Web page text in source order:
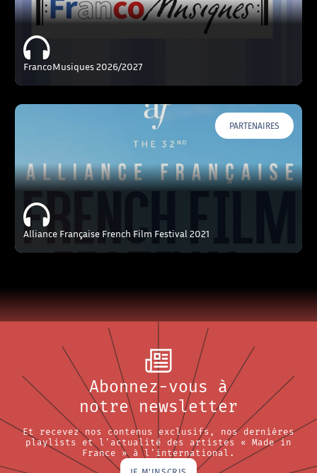
FrancoMusiques 2026/2027
PARTENAIRES
Alliance Française French Film Festival 2021
Abonnez-vous à
notre newsletter
Et recevez nos contenus exclusifs, nos dernières
playlists et l'actualité des artistes « Made in
France » à l'international.